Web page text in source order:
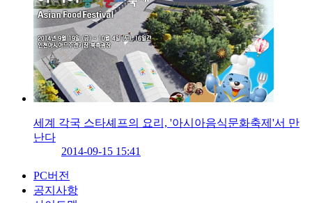
세계 각국 스타셰프의 요리, '아시아음식문화축제'서 만
난다
2014-09-15 15:41
PC버전
공지사항